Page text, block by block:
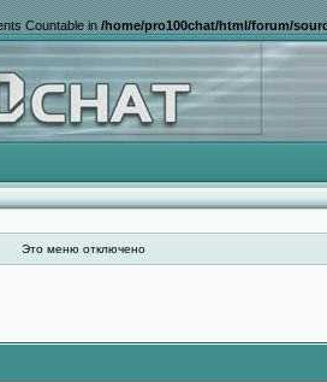
Countable in/home/pro100chat/html/forum/
Это меню отключено